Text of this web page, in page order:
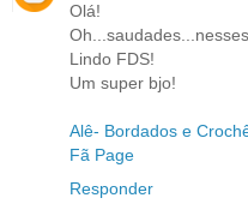
Olá!
Lindo FDS!
Um super bjo!
Alê- Bordados e
Fã Page
Responder